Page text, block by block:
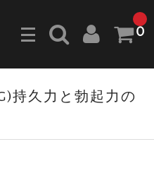
0
持久力と勃起力の